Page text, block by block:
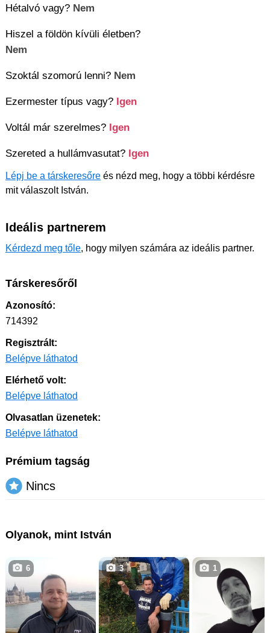
Hétalvó vagy? Nem
Hiszel a földön kívüli életben?
Nem
Szoktál szomorú lenni? Nem
Ezermester típus vagy? Igen
Voltál már szerelmes? Igen
Szereted a hullámvasutat? Igen
Lépj be a társkeresőre és nézd meg, hogy a többi kérdésre
mit válaszolt István.
Ideális partnerem
Kérdezd meg tőle, hogy milyen számára az ideális partner.
Társkeresőről
Azonosító:
714392
Regisztrált:
Belépve láthatod
Elérhető volt:
Belépve láthatod
Olvasatlan üzenetek:
Belépve láthatod
Prémium tagság
Nincs
Olyanok, mint István
6 3 1